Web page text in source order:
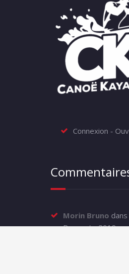
Connexion -
Morin Bruno dans
Descente 2019